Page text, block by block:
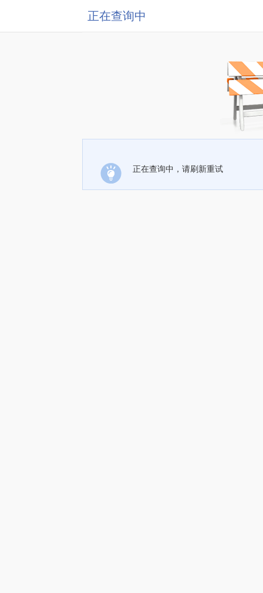
正在查询中
正在查询中，请刷新重试